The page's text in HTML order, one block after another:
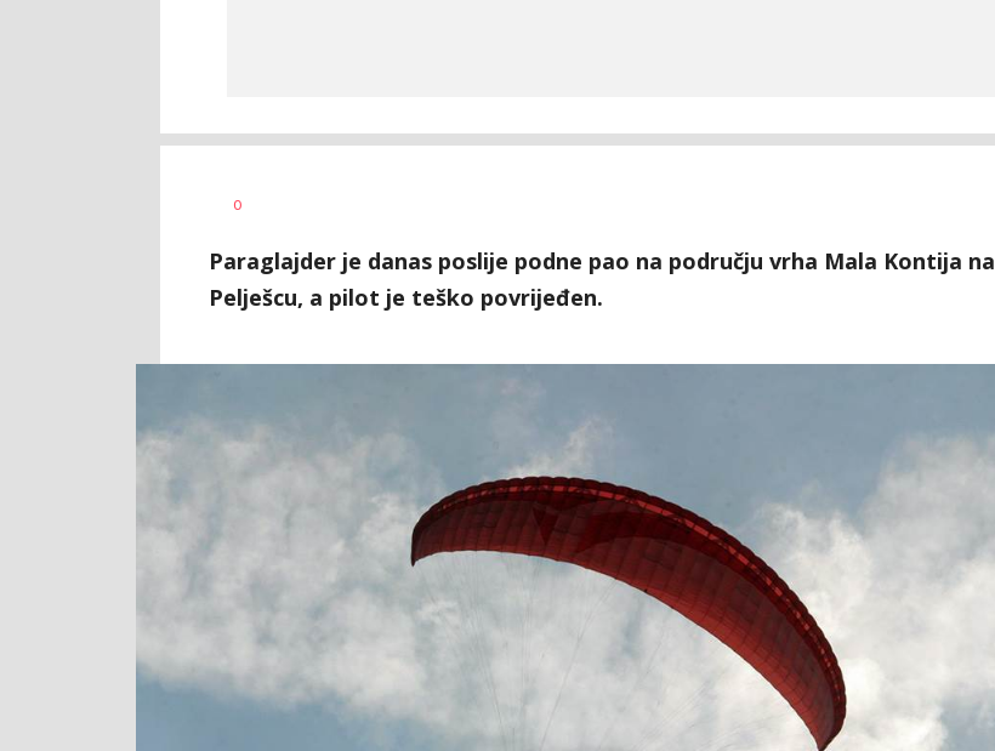
AUTOR
0
Paraglajder je danas poslije podne pao na području vrha Mala Kontija na
Pelješcu, a pilot je teško povrijeđen.